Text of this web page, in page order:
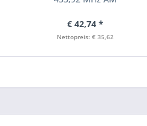
€ 42,74 *
Nettopreis: € 35,62